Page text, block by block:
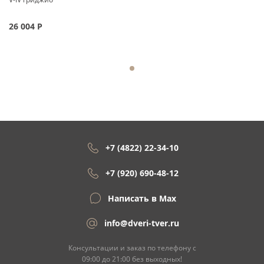
26 004 Р
+7 (4822) 22-34-10
+7 (920) 690-48-12
Написать в Max
info@dveri-tver.ru
Консультации и заказ по телефону с
09:00 до 21:00 без выходных!